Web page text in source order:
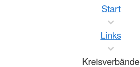
Start
Links
Kreisverbände